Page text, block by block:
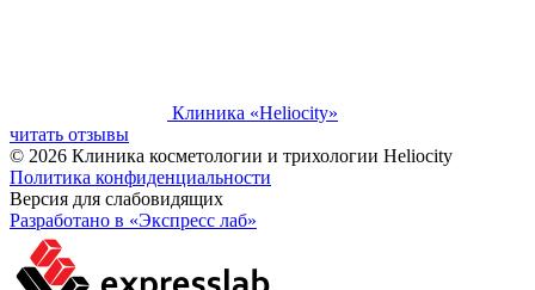
Клиника «Heliocity»
читать отзывы
© 2026 Клиника косметологии и трихологии Heliocity
Политика конфиденциальности
Версия для слабовидящих
Разработано в «Экспресс лаб»